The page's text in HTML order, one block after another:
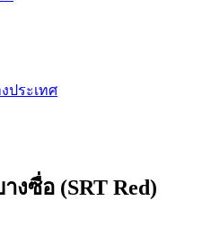
ประเทศ
งซื่อ (SRT Red)